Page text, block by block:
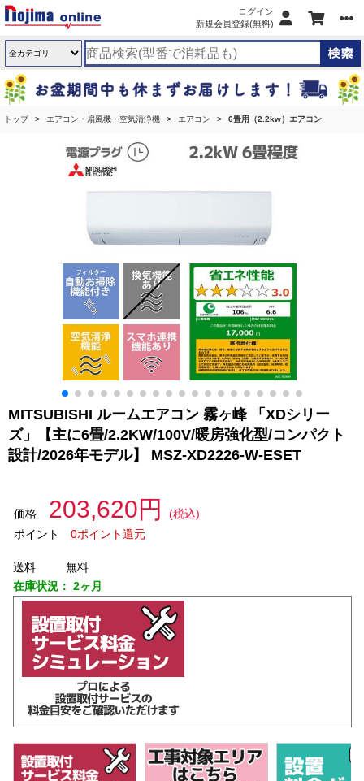
ログイン
新規会員登録(無料)
トップ エアコン・扇風機・空気清浄機 エアコン 6畳用（2.2kw）エアコン
MITSUBISHI ルームエアコン 霧ヶ峰 「XDシリー
ズ」【主に6畳/2.2KW/100V/暖房強化型/コンパクト
設計/2026年モデル】 MSZ-XD2226-W-ESET
価格 203,620円
(税込)
ポイント
0ポイント還元
送料
無料
在庫状況： 2ヶ月